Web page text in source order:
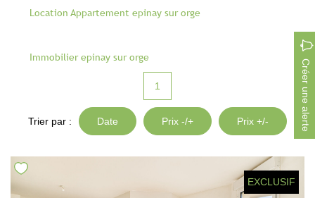
Notre Équipe
Nous Rejoindre
Avis Clients
CONTACT
Location Appartement epinay sur orge
Immobilier epinay sur orge
Créer une alerte
1
Trier par : Date Prix -/+ Prix +/-
EXCLUSIF